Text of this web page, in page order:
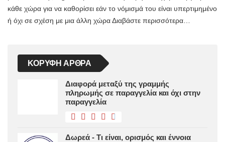
κάθε χώρα για να καθορίσει εάν το νόμισμά του είναι υπερτιμημένο
ή όχι σε σχέση με μια άλλη χώρα Διαβάστε περισσότερα…
ΚΟΡΥΦΉ ΆΡΘΡΑ
Διαφορά μεταξύ της γραμμής
πληρωμής σε παραγγελία και όχι στην
παραγγελία
Δωρεά - Τι είναι, ορισμός και έννοια